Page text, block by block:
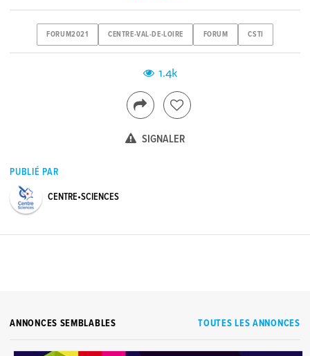
FORUM2021 CENTRE-VAL-DE-LOIRE FORUM CSTI
1.4k
SIGNALER
PUBLIÉ PAR
CENTRE•SCIENCES
TOUTES LES ANNONCES
ANNONCES SEMBLABLES